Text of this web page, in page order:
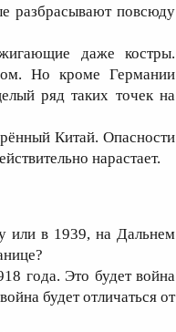
разбрасывают повсюду
даже костры.
Но кроме Германии
ряд таких точек на
Китай. Опасности
нарастает.
или в 1939, на Дальнем
года. Это будет война
будет отличаться от